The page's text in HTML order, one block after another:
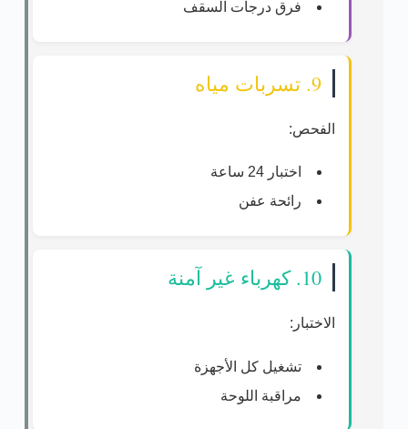
فرق درجات السقف
9. تسربات مياه
الفحص:
اختبار 24 ساعة
رائحة عفن
10. كهرباء غير آمنة
الاختبار:
تشغيل كل الأجهزة
مراقبة اللوحة